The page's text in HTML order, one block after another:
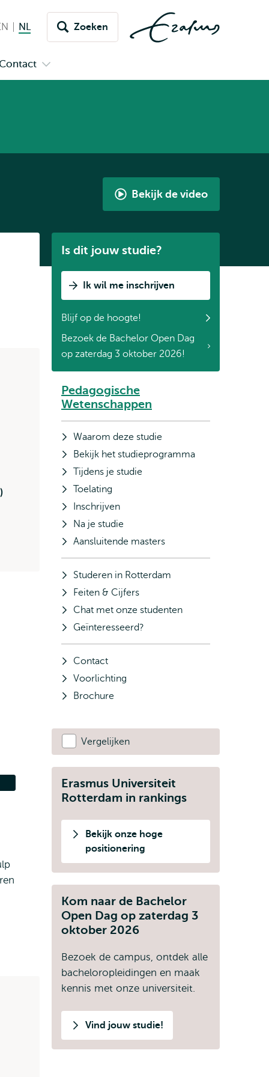
English
NLNederlands huidige taal
Zoeken
Bekijk de video
Pedagogische
met
Ambassador
Is dit jouw studie?
Ik wil me inschrijven
Blijf op de hoogte!
Bezoek de Bachelor Open Dag
op zaterdag 3 oktober 2026!
Subnavigatie
Pedagogische
Wetenschappen
Waarom deze studie
Bekijk het studieprogramma
Tijdens je studie
Toelating
Inschrijven
Na je studie
Aansluitende masters
Studeren in Rotterdam
Feiten & Cijfers
Chat met onze studenten
Geïnteresseerd?
Contact
Voorlichting
Brochure
Vergelijken
Erasmus Universiteit
Rotterdam in rankings
Bekijk onze hoge
positionering
Kom naar de Bachelor
Open Dag op zaterdag 3
oktober 2026
Bezoek de campus, ontdek alle
bacheloropleidingen en maak
kennis met onze universiteit.
Vind jouw studie!